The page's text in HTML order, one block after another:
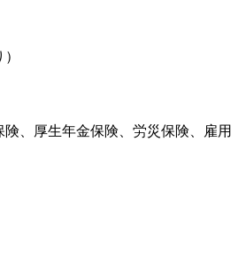
、厚生年金保険、労災保険、雇用